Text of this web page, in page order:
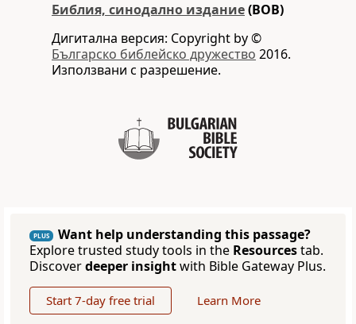
Библия, синодално издание(BOB)
Дигитална версия: Copyright by ©
Българско библейско дружество 2016.
Използвани с разрешение.
PLUS
Want help understanding this passage?
Explore trusted study tools in the Resourcestab.
Discoverdeeper insightwith Bible Gateway Plus.
Start 7-day free trial Learn More